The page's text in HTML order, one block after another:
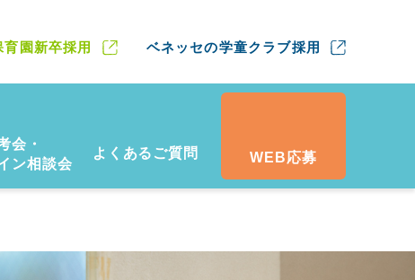
育園新卒採用 ベネッセの学童クラブ採用
会・
ン相談会
よくあるご質問 WEB応募